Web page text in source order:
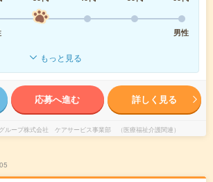
男性
もっと見る
応募へ進む 詳しく見る
ループ株式会社 ケアサービス事業部 （医療福祉介護関連）